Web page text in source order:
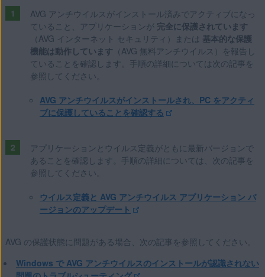
AVG アンチウイルスがインストール済みでアクティブになっ
ていること、アプリケーションが 完全に保護されています
（AVG インターネット セキュリティ）または 基本的な保護
機能は動作しています （AVG 無料アンチウイルス）を報告し
ていることを確認します。手順の詳細については次の記事を
参照してください。
AVG アンチウイルスがインストールされ、PC をアクティ
ブに保護していることを確認する
アプリケーションとウイルス定義がともに最新バージョンで
あることを確認します。手順の詳細については、次の記事を
参照してください。
ウイルス定義と AVG アンチウイルス アプリケーション バ
ージョンのアップデート
AVG の保護状態に問題がある場合、次の記事を参照してください。
Windows で AVG アンチウイルスのインストールが認識されない